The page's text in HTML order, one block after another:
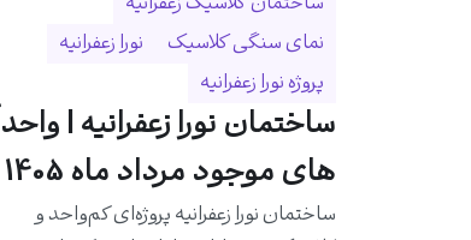
نمای سنگی کلاسیک
نورا زعفرانیه
پروژه نورا زعفرانیه
ساختمان نورا زعفرانیه | واحد
های موجود مرداد ماه 1405
ساختمان نورا زعفرانیه پروژه‌ای کم‌واحد و